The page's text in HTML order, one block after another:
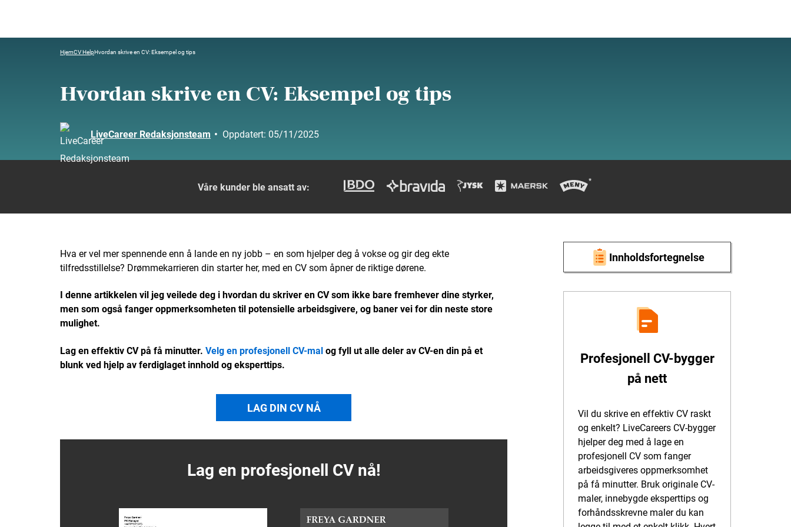
HjemCV HelpHvordan skrive en CV: Eksempel og tips
Hvordan skrive en CV: Eksempel og tips
LiveCareer Redaksjonsteam • Oppdatert: 05/11/2025
Våre kunder ble ansatt av:
Innholdsfortegnelse
Profesjonell CV-bygger
på nett
Vil du skrive en effektiv CV raskt
og enkelt? LiveCareers CV-bygger
hjelper deg med å lage en
profesjonell CV som fanger
arbeidsgiveres oppmerksomhet
på få minutter. Bruk originale CV-
maler, innebygde eksperttips og
forhåndsskrevne maler du kan
Hva er vel mer spennende enn å lande en ny jobb – en som hjelper deg å vokse og gir deg ekte
tilfredsstillelse? Drømmekarrieren din starter her, med en CV som åpner de riktige dørene.
I denne artikkelen vil jeg veilede deg i hvordan du skriver en CV som ikke bare fremhever dine styrker,
men som også fanger oppmerksomheten til potensielle arbeidsgivere, og baner vei for din neste store
mulighet.
Lag en effektiv CV på få minutter. Velg en profesjonell CV-malog fyll ut alle deler av CV-en din på et
blunk ved hjelp av ferdiglaget innhold og eksperttips.
LAG DIN CV NÅ
Lag en profesjonell CVnå!